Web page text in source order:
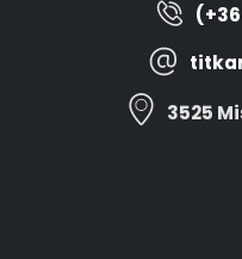
3525